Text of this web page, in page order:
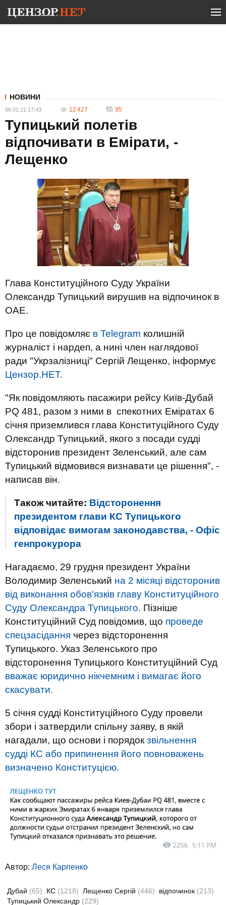
НОВИНИ
06.01.21 17:43 12 427 95
Тупицький полетів
відпочивати в Емірати, -
Лещенко
Глава Конституційного Суду України
Олександр Тупицький вирушив на відпочинок в
ОАЕ.
Про це повідомляє в Telegram колишній
журналіст і нардеп, а нині член наглядової
ради "Укрзалізниці" Сергій Лещенко, інформує
Цензор.НЕТ.
"Як повідомляють пасажири рейсу Київ-Дубай
PQ 481, разом з ними в спекотних Еміратах 6
січня приземлився глава Конституційного Суду
Олександр Тупицький, якого з посади судді
відсторонив президент Зеленський, але сам
Тупицький відмовився визнавати це рішення", -
написав він.
Також читайте: Відсторонення
президентом глави КС Тупицького
відповідає вимогам законодавства, - Офіс
генпрокурора
Нагадаємо, 29 грудня президент України
Володимир Зеленський на 2 місяці відсторонив
від виконання обов'язків главу Конституційного
Суду Олександра Тупицького. Пізніше
Конституційний Суд повідомив, що проведе
спецзасідання через відсторонення
Тупицького. Указ Зеленського про
відсторонення Тупицького Конституційний Суд
вважає юридично нікчемним і вимагає його
скасувати.
5 січня судді Конституційного Суду провели
збори і затвердили спільну заяву, в якій
нагадали, що основи і порядок звільнення
судді КС або припинення його повноважень
визначено Конституцією.
Автор: Леся Карпенко
Дубай (65) КС (1218) Лещенко Сергій (446) відпочинок (213)
Тупицький Олександр (229)